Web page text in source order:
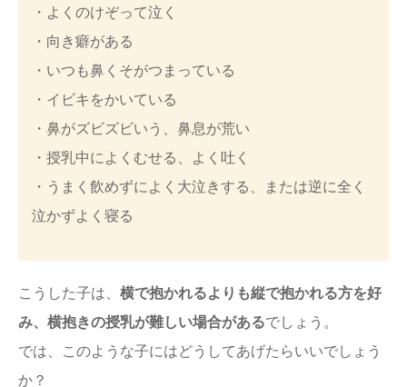
・よくのけぞって泣く
・向き癖がある
・いつも鼻くそがつまっている
・イビキをかいている
・鼻がズビズビいう、鼻息が荒い
・授乳中によくむせる、よく吐く
・うまく飲めずによく大泣きする、または逆に全く
泣かずよく寝る
こうした子は、 横で抱かれるよりも縦で抱かれる方を好
み、横抱きの授乳が難しい場合があるでしょう。
では、このような子にはどうしてあげたらいいでしょう
か？